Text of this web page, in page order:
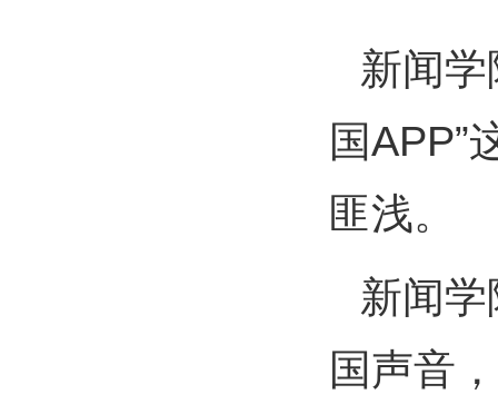
新闻
国APP”
匪浅。
新闻
国声音